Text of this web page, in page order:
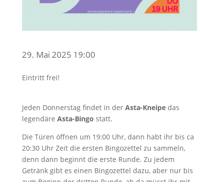
29. Mai 2025 19:00
Eintritt frei!
Jeden Donnerstag findet in der Asta-Kneipedas
legendäre Asta-Bingo statt.
Die Türen öffnen um 19:00 Uhr, dann habt ihr bis ca
20:30 Uhr Zeit die ersten Bingozettel zu sammeln,
denn dann beginnt die erste Runde. Zu jedem
Getränk gibt es einen Bingozettel dazu, aber nur bis